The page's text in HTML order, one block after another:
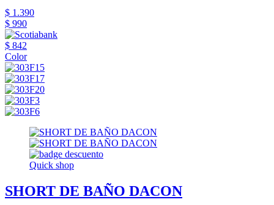
$ 1.390
$ 990
$ 842
Color
Quick shop
SHORT DE BAÑO DACON